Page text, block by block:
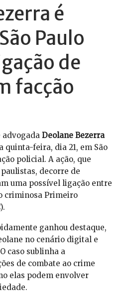
é
Paulo
de
facção
Deolane Bezerra
feira, dia 21, em São
policial. A ação, que
decorre de
uma possível ligação entre
criminosa Primeiro
ganhou destaque,
no cenário digital e
caso sublinha a
de combate ao crime
elas podem envolver